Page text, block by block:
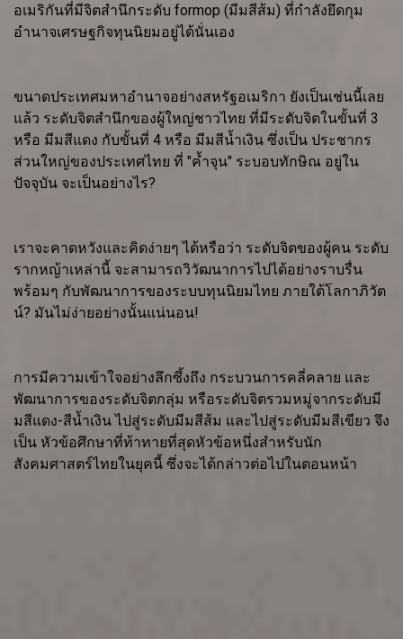
อเมริกันที่มีจิตสำนึกระดับ formop (มีมสีส้ม) ที่กำลังยึดกุม
อำนาจเศรษฐกิจทุนนิยมอยู่ได้นั่นเอง
ขนาดประเทศมหาอำนาจอย่างสหรัฐอเมริกา ยังเป็นเช่นนี้เลย
แล้ว ระดับจิตสำนึกของผู้ใหญ่ชาวไทย ที่มีระดับจิตในขั้นที่ 3
หรือ มีมสีแดง กับขั้นที่ 4 หรือ มีมสีน้ำเงิน ซึ่งเป็น ประชากร
ส่วนใหญ่ของประเทศไทย ที่ "ค้ำจุน" ระบอบทักษิณ อยู่ใน
ปัจจุบัน จะเป็นอย่างไร?
เราจะคาดหวังและคิดง่ายๆ ได้หรือว่า ระดับจิตของผู้คน ระดับ
รากหญ้าเหล่านี้ จะสามารถวิวัฒนาการไปได้อย่างราบรื่น
พร้อมๆ กับพัฒนาการของระบบทุนนิยมไทย ภายใต้โลกาภิวัต
น์? มันไม่ง่ายอย่างนั้นแน่นอน!
การมีความเข้าใจอย่างลึกซึ้งถึง กระบวนการคลี่คลาย และ
พัฒนาการของระดับจิตกลุ่ม หรือระดับจิตรวมหมู่จากระดับมี
มสีแดง-สีน้ำเงิน ไปสู่ระดับมีมสีส้ม และไปสู่ระดับมีมสีเขียว จึง
เป็น หัวข้อศึกษาที่ท้าทายที่สุดหัวข้อหนึ่งสำหรับนัก
สังคมศาสตร์ไทยในยุคนี้ ซึ่งจะได้กล่าวต่อไปในตอนหน้า